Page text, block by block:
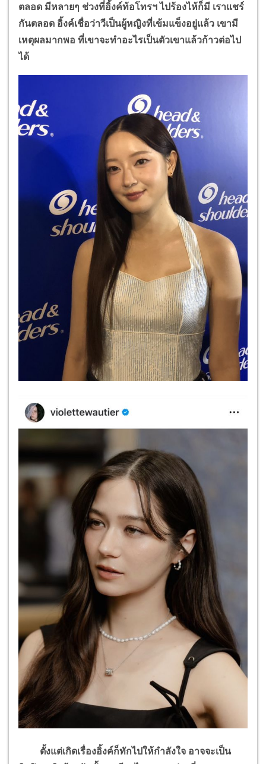
ตลอด มีหลายๆ ช่วงที่อิ้งค์ท้อโทรฯ ไปร้องไห้ก็มี เราแชร์
กันตลอด อิ้งค์เชื่อว่าวีเป็นผู้หญิงที่เข้มแข็งอยู่แล้ว เขามี
เหตุผลมากพอ ที่เขาจะทำอะไรเป็นตัวเขาแล้วก้าวต่อไป
ได้
ตั้งแต่เกิดเรื่องอิ้งค์ก็ทักไปให้กำลังใจ อาจจะเป็น